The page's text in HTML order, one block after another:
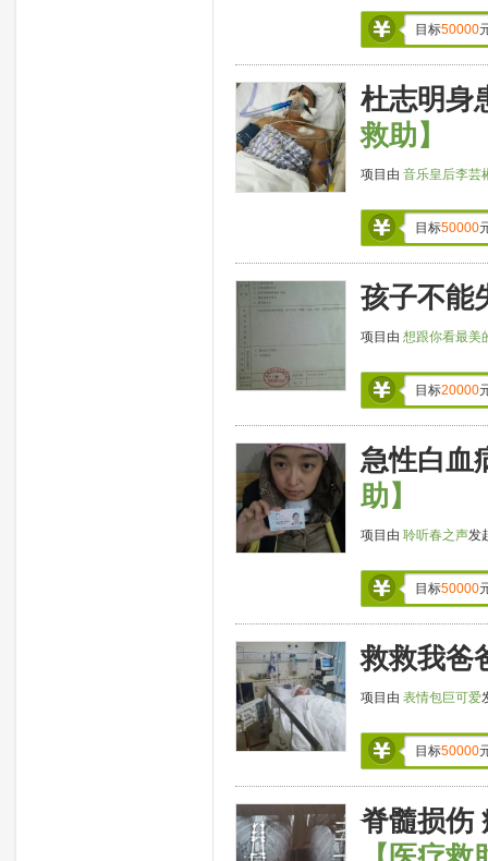
目标50000
杜志明身
救助】
项目由 音乐皇后李芸
目标50000
孩子不能
项目由 想跟你看最美
目标20000
急性白血
助】
项目由 聆听春之声发
目标50000
救救我爸
项目由 表情包巨可爱
目标50000
脊髓损伤